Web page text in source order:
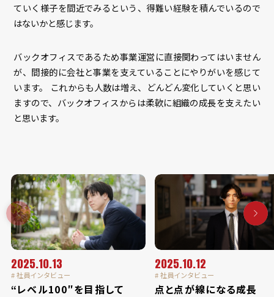
ていく様子を間近でみるという、得難い経験を積んでいるので
はないかと感じます。
バックオフィスであるため事業運営に直接関わってはいません
が、間接的に会社と事業を支えていることにやりがいを感じて
います。 これからも人数は増え、どんどん変化していくと思い
ますので、バックオフィスからは柔軟に組織の成長を支えたい
と思います。
2025.10.13
# 社員インタビュー
“レベル100″を目指して
2025.10.12
# 社員インタビュー
点と点が線になる成長